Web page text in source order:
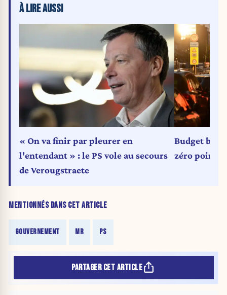
MENTIONNÉS DANS CET ARTICLE
GOUVERNEMENT MR PS
À LIRE AUSSI
« On va finir par pleurer en
l'entendant » : le PS vole au secours
de Verougstraete
Budget
zéro pointé
PARTAGER CET ARTICLE